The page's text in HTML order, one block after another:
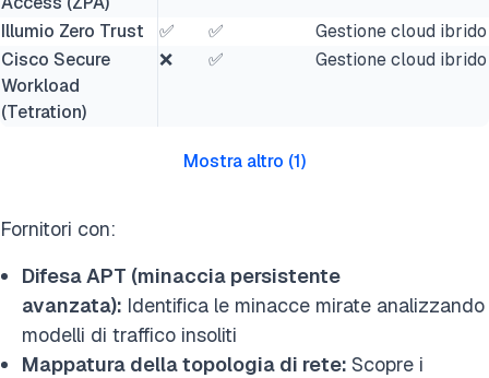
Illumio Zero Trust ✅ ✅
Gestione cloud ibrido
Cisco Secure
Workload
(Tetration)
❌ ✅ Gestione cloud ibrido
Mostra altro (1)
Fornitori con:
Difesa APT (minaccia persistente
avanzata): Identifica le minacce mirate analizzando
modelli di traffico insoliti
Mappatura della topologia di rete: Scopre i